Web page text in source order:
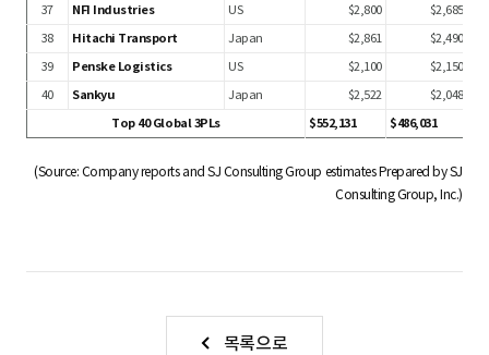
37
NFI Industries US $2,800
$2,685
38
Hitachi Transport Japan $2,861
$2,490
39
Penske Logistics US $2,100
$2,150
40
Sankyu Japan $2,522
$2,048
Top 40 Global 3PLs
$552,131 $486,031
(Source: Company reports and SJ Consulting Group estimates Prepared by SJ
Consulting Group, Inc.)
목록으로